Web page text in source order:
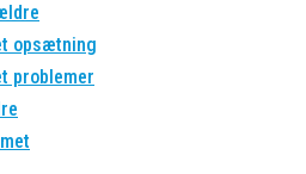
opsætning
problemer